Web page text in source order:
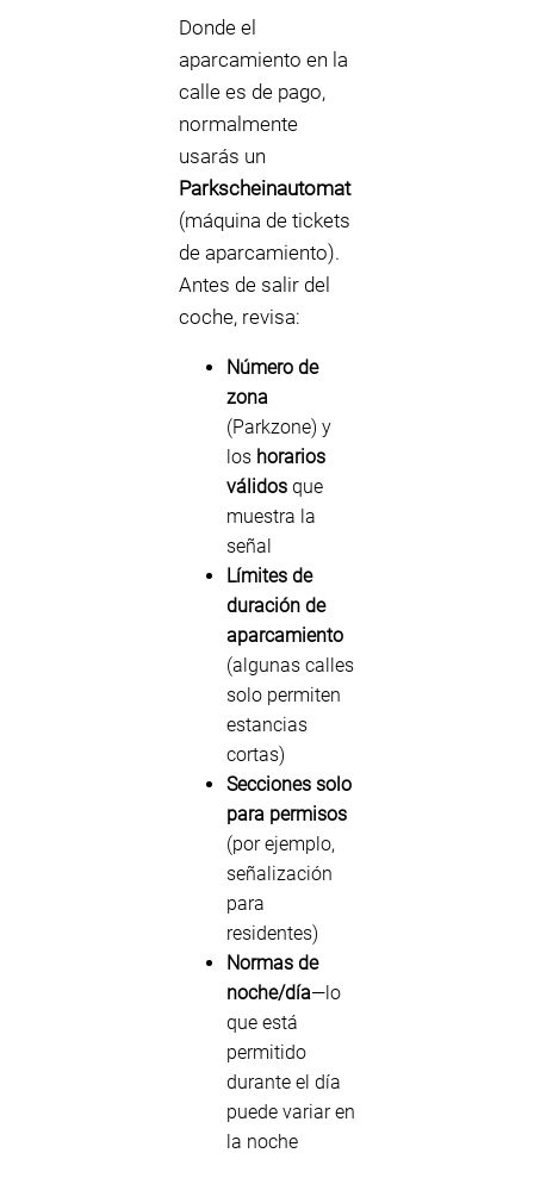
Donde el
aparcamiento en la
calle es de pago,
normalmente
usarás un
Parkscheinautomat
(máquina de tickets
de aparcamiento).
Antes de salir del
coche, revisa:
Número de
zona
(Parkzone) y
los horarios
válidos que
muestra la
señal
Límites de
duración de
aparcamiento
(algunas calles
solo permiten
estancias
cortas)
Secciones solo
para permisos
(por ejemplo,
señalización
para
residentes)
Normas de
noche/día—lo
que está
permitido
durante el día
puede variar en
la noche